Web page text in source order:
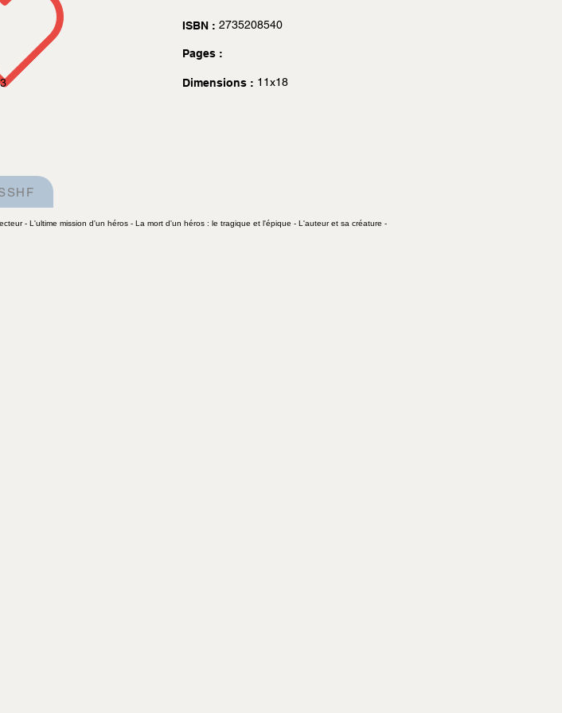
ISBN : 2735208540
Pages :
Dimensions : 11x18
- L'ultime mission d'un héros - La mort d'un héros : le tragique et l'épique - L'auteur et sa créature -